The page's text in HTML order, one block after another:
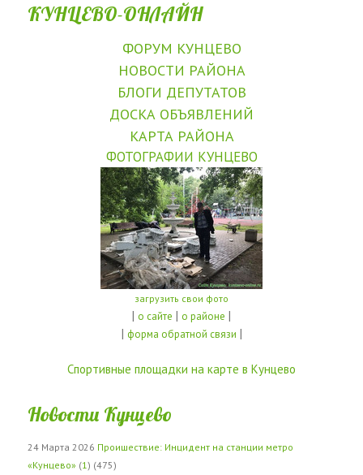
КУНЦЕВО-ОНЛАЙН
ФОРУМ КУНЦЕВО
НОВОСТИ РАЙОНА
БЛОГИ ДЕПУТАТОВ
ДОСКА ОБЪЯВЛЕНИЙ
КАРТА РАЙОНА
ФОТОГРАФИИ КУНЦЕВО
загрузить свои фото
| о сайте | о районе |
| форма обратной связи |
Спортивные площадки на карте в Кунцево
Новости Кунцево
24 Марта 2026 Проишествие: Инцидент на станции метро
«Кунцево» (1 ) (475)